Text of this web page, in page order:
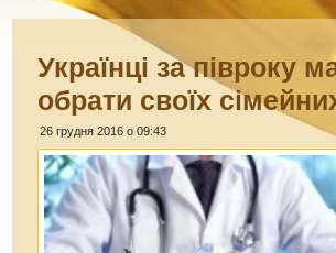
Українці за півроку
обрати своїх
26 грудня 2016 о 09:43